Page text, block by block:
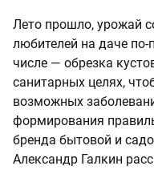
Лето прошло, урожай
любителей на даче
числе — обрезка
санитарных целях,
возможных
формирования
бренда бытовой и
Александр Галкин